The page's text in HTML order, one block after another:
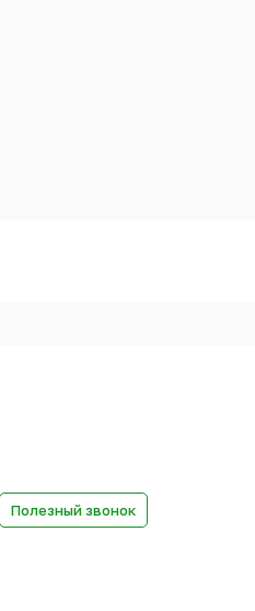
Полезный звонок